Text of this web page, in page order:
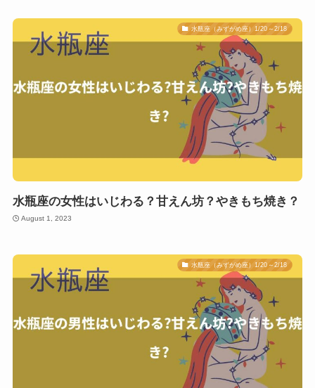
水瓶座（みずがめ座）1/20～2/18
水瓶座の女性はいじわる？甘えん坊？やきもち焼き？
August 1, 2023
水瓶座（みずがめ座）1/20～2/18